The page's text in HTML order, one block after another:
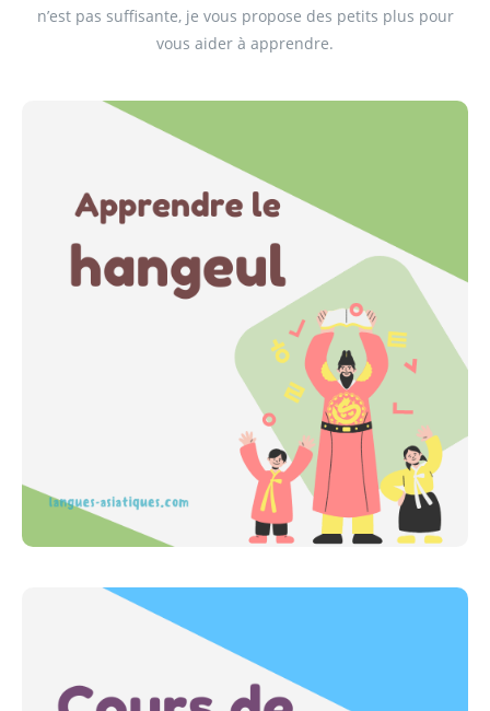
n’est pas suffisante, je vous propose des petits plus pour
vous aider à apprendre.